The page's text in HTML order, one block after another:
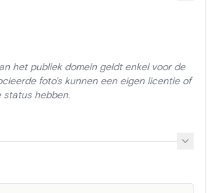
het publiek domein geldt enkel voor de
foto's kunnen een eigen licentie of
hebben.